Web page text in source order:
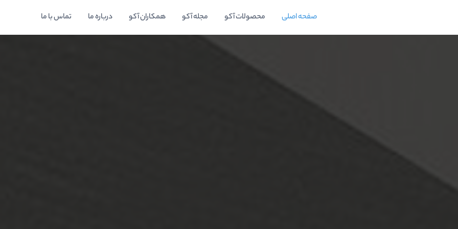
صفحه اصلی محصولات آکو مجله آکو همکاران آکو درباره ما تماس با ما